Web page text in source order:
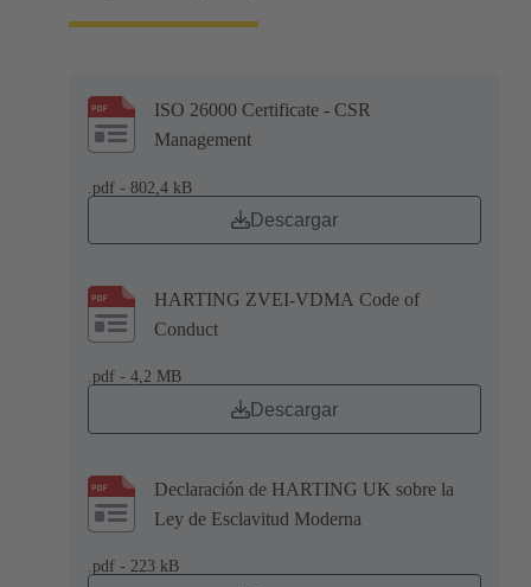
ISO 26000 Certificate - CSR
Management
.pdf - 802,4 kB
Descargar
HARTING ZVEI-VDMA Code of
Conduct
.pdf - 4,2 MB
Descargar
Declaración de HARTING UK sobre la
Ley de Esclavitud Moderna
.pdf - 223 kB